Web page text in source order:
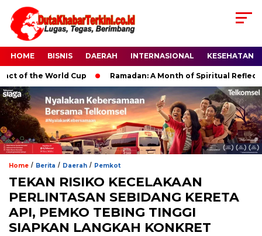
HOME BISNIS DAERAH INTERNASIONAL KESEHATAN
the World Cup Ramadan: A Month of Spiritual Reflection,
Home / Berita / Daerah / Pemkot
TEKAN RISIKO KECELAKAAN
PERLINTASAN SEBIDANG KERETA
API, PEMKO TEBING TINGGI
SIAPKAN LANGKAH KONKRET